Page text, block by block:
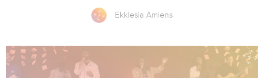
Ekklesia Amiens